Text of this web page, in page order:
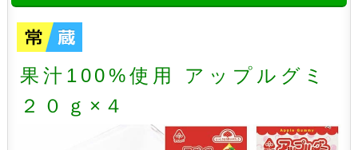
果汁100%使用 アップルグミ
２０ｇ×４